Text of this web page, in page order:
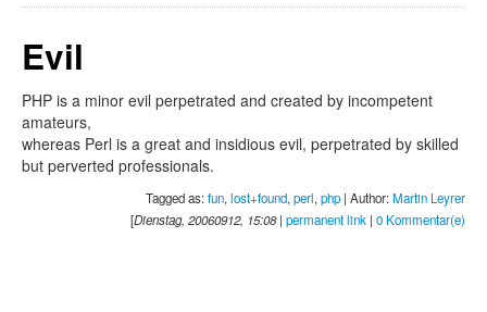
Evil
PHP is a minor evil perpetrated and created by incompetent
amateurs,
whereas Perl is a great and insidious evil, perpetrated by skilled
but perverted professionals.
Tagged as:fun,lost+found,perl,php | Author:Martin Leyrer
[Dienstag, 20060912, 15:08| permanent link | 0 Kommentar(e)